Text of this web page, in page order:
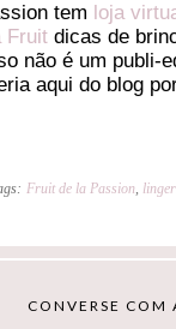
tem loja
Fruit dicas de
não é um publi-
aqui do blog
Fruit de la Passion,
CONVERSE COM